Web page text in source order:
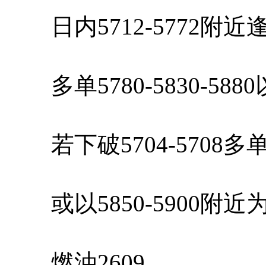
日内5712-5772附近
多单5780-5830-5880
若下破5704-5708多
或以5850-5900附近